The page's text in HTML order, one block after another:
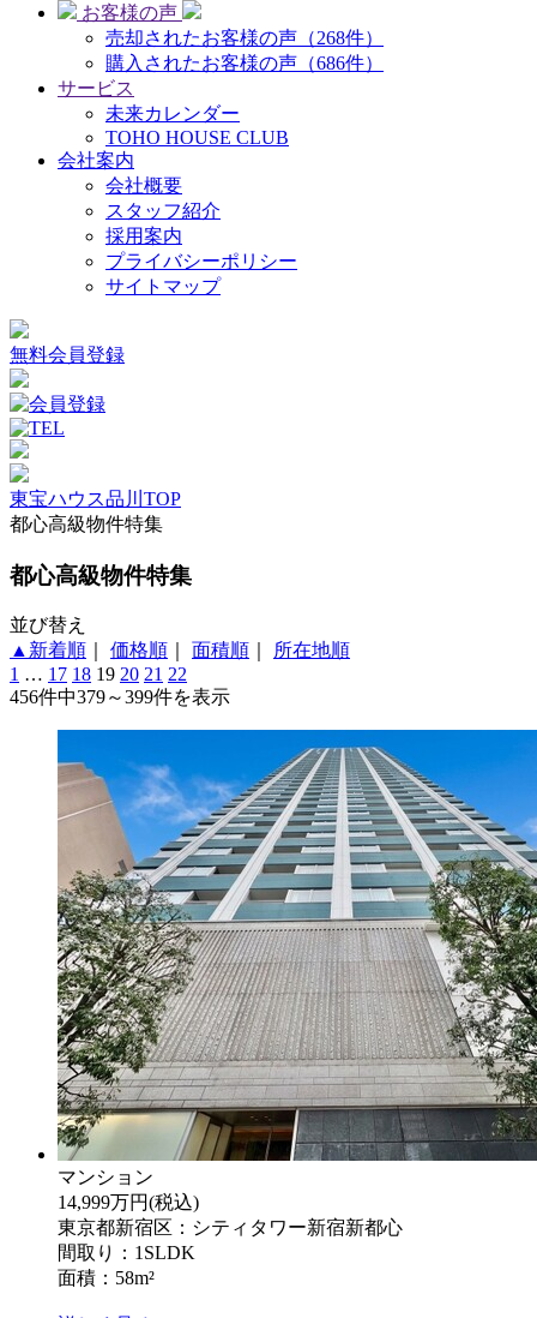
お客様の声
売却されたお客様の声（268件）
購入されたお客様の声（686件）
サービス
未来カレンダー
TOHO HOUSE CLUB
会社案内
会社概要
スタッフ紹介
採用案内
プライバシーポリシー
サイトマップ
無料会員登録
東宝ハウス品川TOP
都心高級物件特集
都心高級物件特集
並び替え
▲新着順
価格順 面積順
所在地順
1 … 17 18 19 20 21 22
456件中379～399件を表示
マンション
14,999万円(税込)
東京都新宿区：シティタワー新宿新都心
間取り：1SLDK
面積：58m²